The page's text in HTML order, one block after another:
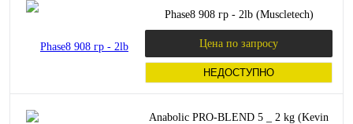
Phase8 908 гр - 2lb (Muscletech)
Цена по запросу
НЕДОСТУПНО
Anabolic PRO-BLEND 5 _ 2 kg (Kevin